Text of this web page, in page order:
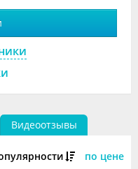
Видеоотзывы
по цене